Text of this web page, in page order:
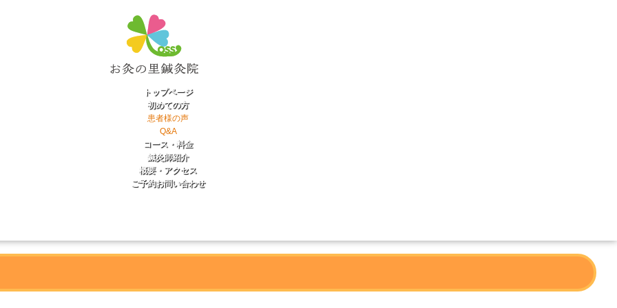
トップページ
初めての方
患者様の声
Q&A
コース・料金
鍼灸師紹介
概要・アクセス
ご予約お問い合わせ